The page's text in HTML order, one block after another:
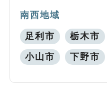
南西地域
足利市 栃木市
小山市 下野市